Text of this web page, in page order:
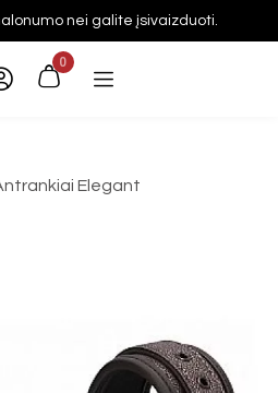
nei galite įsivaizduoti.
0
Elegant